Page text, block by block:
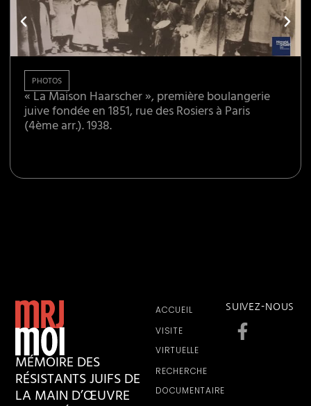
PHOTOS
« La Maison Haarscher », première boulangerie
juive fondée en 1851, rue des Rosiers à Paris
(4ème arr.). 1938.
MÉMOIRE DES
RÉSISTANTS JUIFS DE
LA MAIN D’ŒUVRE
ACCUEIL
VISITE
VIRTUELLE
RECHERCHE
DOCUMENTAIRE
SUIVEZ-NOUS